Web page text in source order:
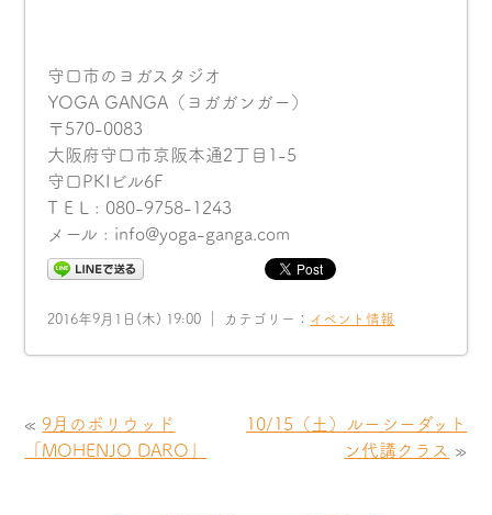
守口市のヨガスタジオ
YOGA GANGA（ヨガガンガー）
〒570-0083
大阪府守口市京阪本通2丁目1-5
守口PKIビル6F
T E L : 080-9758-1243
メール : info@yoga-ganga.com
2016年9月1日(木) 19:00 ｜ カテゴリー： イベント情報
« 9月のボリウッド
「MOHENJO DARO」
10/15（土）ルーシーダット
ン代講クラス »